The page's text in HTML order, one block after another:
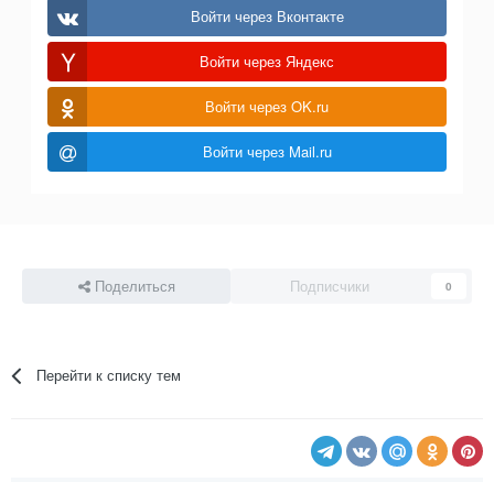
Войти через Вконтакте
Войти через Яндекс
Войти через OK.ru
Войти через Mail.ru
Поделиться Подписчики 0
Перейти к списку тем